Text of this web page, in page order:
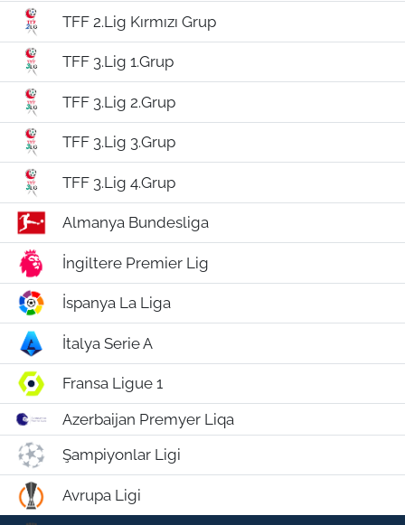
TFF 2.Lig Kırmızı Grup
TFF 3.Lig 1.Grup
TFF 3.Lig 2.Grup
TFF 3.Lig 3.Grup
TFF 3.Lig 4.Grup
Almanya Bundesliga
İngiltere Premier Lig
İspanya La Liga
İtalya Serie A
Fransa Ligue 1
Azerbaijan Premyer Liqa
Şampiyonlar Ligi
Avrupa Ligi